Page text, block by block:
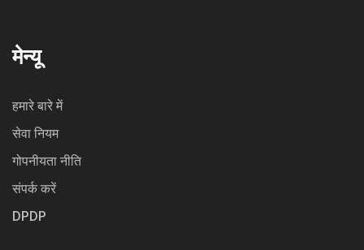
मेन्यू
हमारे बारे में
सेवा नियम
गोपनीयता नीति
संपर्क करें
DPDP